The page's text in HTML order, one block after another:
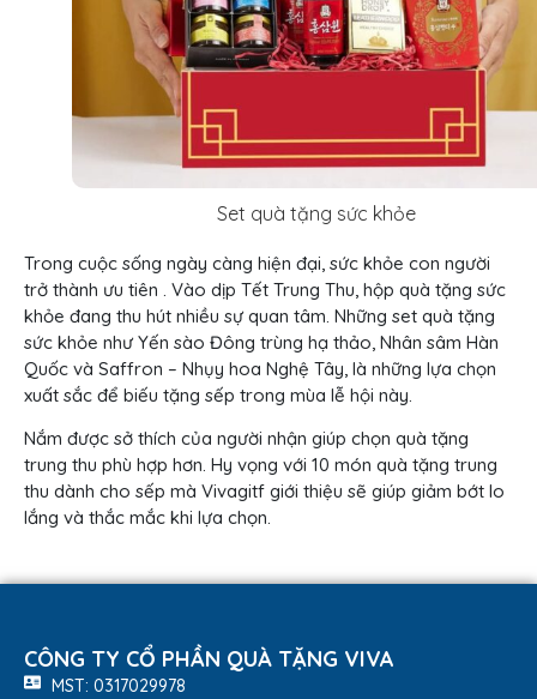
Set quà tặng sức khỏe
Trong cuộc sống ngày càng hiện đại, sức khỏe con người
trở thành ưu tiên . Vào dịp Tết Trung Thu, hộp quà tặng sức
khỏe đang thu hút nhiều sự quan tâm. Những set quà tặng
sức khỏe như Yến sào Đông trùng hạ thảo, Nhân sâm Hàn
Quốc và Saffron – Nhụy hoa Nghệ Tây, là những lựa chọn
xuất sắc để biếu tặng sếp trong mùa lễ hội này.
Nắm được sở thích của người nhận giúp chọn quà tặng
trung thu phù hợp hơn. Hy vọng với 10 món quà tặng trung
thu dành cho sếp mà Vivagitf giới thiệu sẽ giúp giảm bớt lo
lắng và thắc mắc khi lựa chọn.
CÔNG TY CỔ PHẦN QUÀ TẶNG VIVA
MST: 0317029978